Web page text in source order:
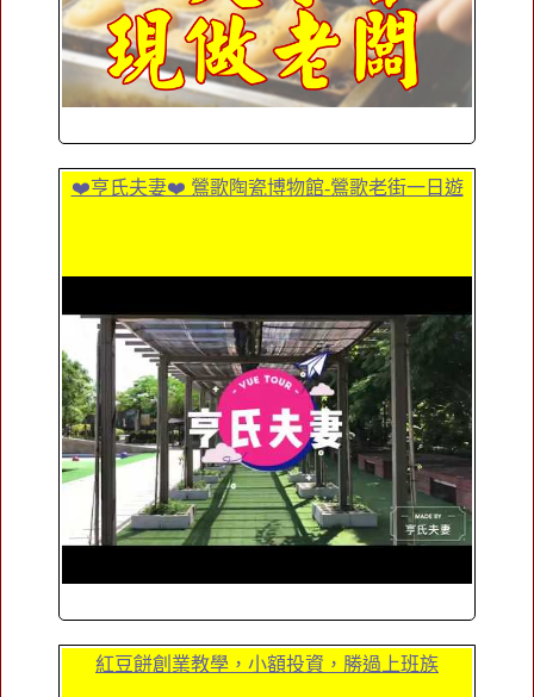
❤️亨氏夫妻❤️ 鶯歌陶瓷博物館-鶯歌老街一日遊
紅豆餅創業教學，小額投資，勝過上班族